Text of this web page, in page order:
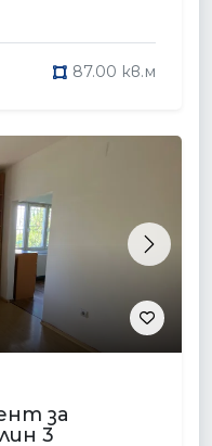
87.00 кв.м
Next
за
3